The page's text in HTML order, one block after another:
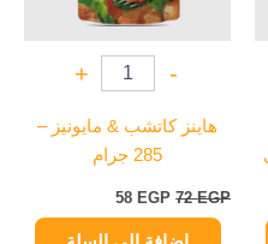
-
+
هاينز كاتشب & مايونيز –
285 جرام
72EGP
58 EGP